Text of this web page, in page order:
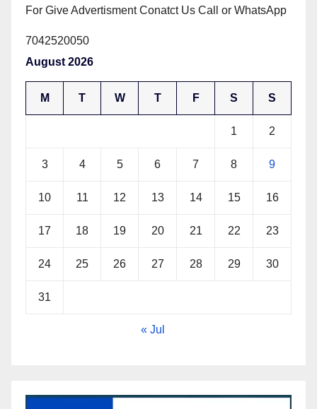
For Give Advertisment Conatct Us Call or WhatsApp
7042520050
August 2026
M T W T F S S
1 2
3 4 5 6 7 8 9
10 11 12 13 14 15 16
17 18 19 20 21 22 23
24 25 26 27 28 29 30
31
« Jul